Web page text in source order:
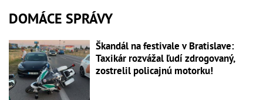
DOMÁCE SPRÁVY
Škandál na festivale v Bratislave:
Taxikár rozvážal ľudí zdrogovaný,
zostrelil policajnú motorku!